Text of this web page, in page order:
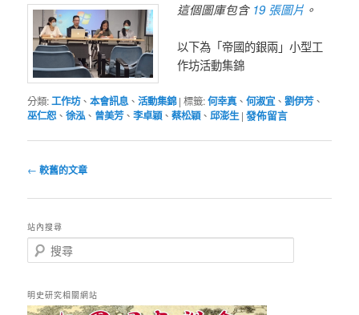
這個圖庫包含 19 張圖片 。
以下為「帝國的銀兩」小型工
作坊活動集錦
分類:工作坊、本會訊息 、活動集錦 |標籤:何幸真、何淑宜 、劉伊芳、
巫仁恕 、徐泓、 曾美芳、李卓穎、蔡松穎、邱澎生 |發佈留言
文
導
覽
← 較舊的文章
站內搜尋
搜
尋
明史研究相關網站